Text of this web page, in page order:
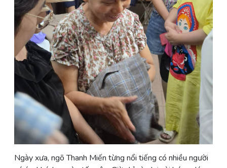
Ngày xưa, ngõ Thanh Miến từng nổi tiếng có nhiều người